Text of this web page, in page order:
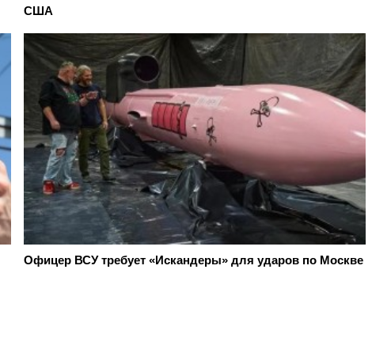
США
Офицер ВСУ требует «Искандеры» для ударов по Москве